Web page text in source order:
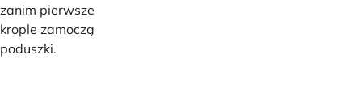
zanim pierwsze
krople zamoczą
poduszki.